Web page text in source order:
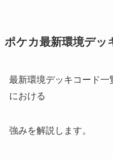
ポケカ最新環境デッ
最新環境デッキコード一
における
強みを解説します。